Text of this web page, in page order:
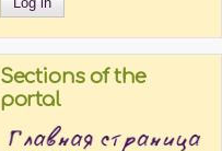
Sections of the
portal